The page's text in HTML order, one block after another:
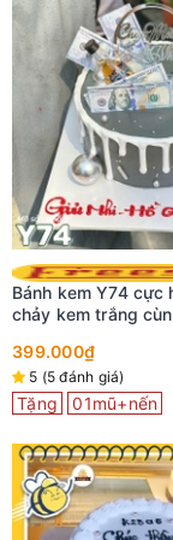
Bánh kem Y74 cực
chảy kem trắng
399.000₫
5 (5 đánh giá)
Tặng 01mũ+nến